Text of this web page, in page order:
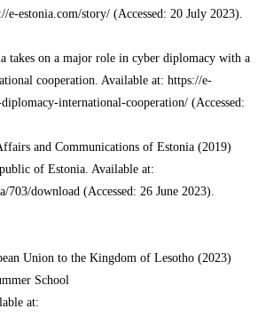
e-estonia.com/story/ (Accessed: 20 July 2023).
takes on a major role in cyber diplomacy with a
cooperation. Available at: https://e-
international-cooperation/ (Accessed:
and Communications of Estonia (2019)
of Estonia. Available at:
703/download (Accessed: 26 June 2023).
Union to the Kingdom of Lesotho (2023)
School
at: